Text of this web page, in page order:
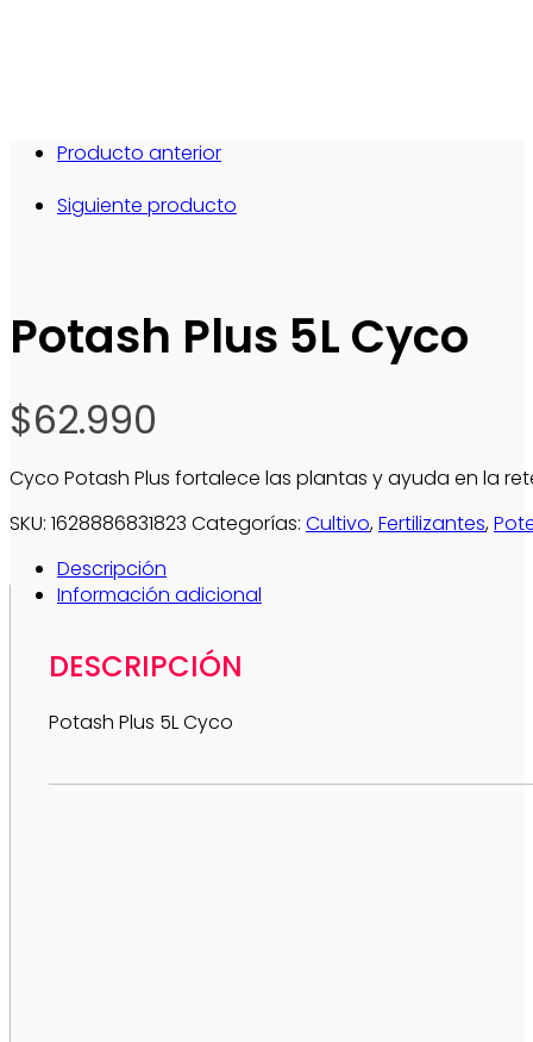
Producto anterior
Siguiente producto
Potash Plus 5L Cyco
$62.990
Cyco Potash Plus fortalece las plantas y ayuda en la
SKU: 1628886831823 Categorías: Cultivo,Fertilizantes,
Descripción
Información adicional
DESCRIPCIÓN
Potash Plus 5L Cyco